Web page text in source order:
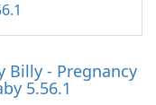
Billy - Pregnancy
5.56.1